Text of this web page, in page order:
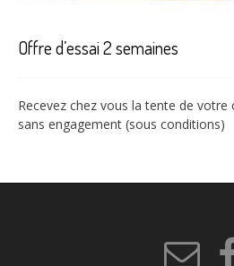
Offre d’essai 2 semaines
Recevez chez vous la tente de votre
sans engagement (sous conditions)